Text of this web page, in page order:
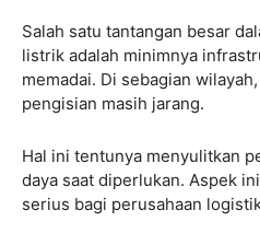
Salah satu tantangan besar
listrik adalah minimnya
memadai. Di sebagian
pengisian masih jarang.
Hal ini tentunya menyulitkan
daya saat diperlukan. Aspek
serius bagi perusahaan